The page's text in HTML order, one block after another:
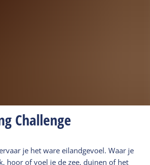
Challenge
je het ware eilandgevoel. Waar je
hoor of voel je de zee, duinen of het